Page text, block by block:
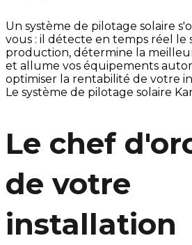
Un système de pilotage solaire
vous : il détecte en temps réel le
production, détermine la
et allume vos équipements
optimiser la rentabilité de votre
Le système de pilotage solaire
Le chef
de votre
installation